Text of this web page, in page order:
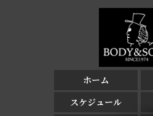
ホーム
スケジュール